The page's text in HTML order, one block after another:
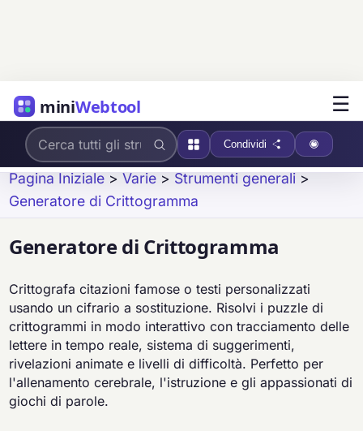
miniWebtool ☰
Condividi
Pagina Iniziale >Varie > Strumenti generali >
Generatore di Crittogramma
Generatore di Crittogramma
Crittografa citazioni famose o testi personalizzati
usando un cifrario a sostituzione. Risolvi i puzzle di
crittogrammi in modo interattivo con tracciamento delle
lettere in tempo reale, sistema di suggerimenti,
rivelazioni animate e livelli di difficoltà. Perfetto per
l'allenamento cerebrale, l'istruzione e gli appassionati di
giochi di parole.